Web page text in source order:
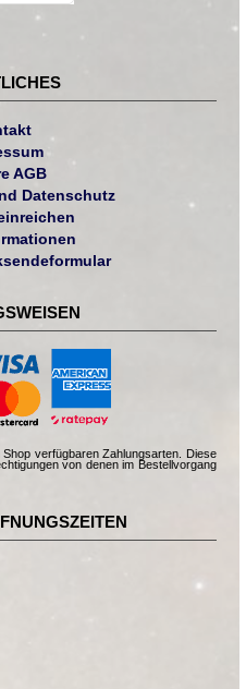
AGB
Datenschutz
verfügbaren Zahlungsarten. Diese
von denen im Bestellvorgang